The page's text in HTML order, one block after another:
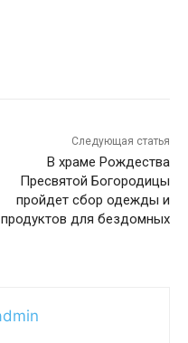
Следующая статья
В храме Рождества
Пресвятой Богородицы
пройдет сбор одежды и
продуктов для бездомных